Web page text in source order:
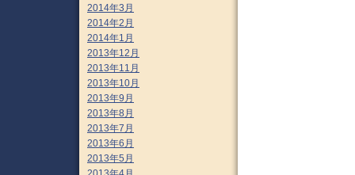
2014年3月
2014年2月
2014年1月
2013年12月
2013年11月
2013年10月
2013年9月
2013年8月
2013年7月
2013年6月
2013年5月